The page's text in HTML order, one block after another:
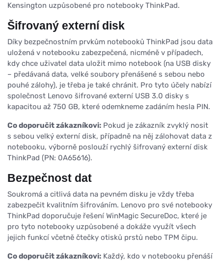
Kensington uzpůsobené pro notebooky ThinkPad.
Šifrovaný externí disk
Díky bezpečnostním prvkům notebooků ThinkPad jsou data
uložená v notebooku zabezpečená, nicméně v případech,
kdy chce uživatel data uložit mimo notebook (na USB disky
– předávaná data, velké soubory přenášené s sebou nebo
pouhé zálohy), je třeba je také chránit. Pro tyto účely nabízí
společnost Lenovo šifrované externí USB 3.0 disky s
kapacitou až 750 GB, které odemkneme zadáním hesla PIN.
Co doporučit zákazníkovi: Pokud je zákazník zvyklý nosit
s sebou velký externí disk, případně na něj zálohovat data z
notebooku, výborně poslouží rychlý šifrovaný externí disk
ThinkPad (PN: 0A65616).
Bezpečnost dat
Soukromá a citlivá data na pevném disku je vždy třeba
zabezpečit kvalitním šifrováním. Lenovo pro své notebooky
ThinkPad doporučuje řešení WinMagic SecureDoc, které je
pro tyto notebooky uzpůsobené a dokáže využít všech
jejich funkcí včetně čtečky otisků prstů nebo TPM čipu.
Co doporučit zákazníkovi: Každý, kdo v notebooku přenáší